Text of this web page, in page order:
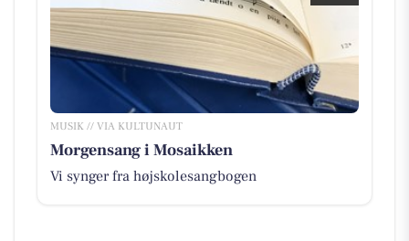
MUSIK // VIA KULTUNAUT
Morgensang i Mosaikken
Vi synger fra højskolesangbogen